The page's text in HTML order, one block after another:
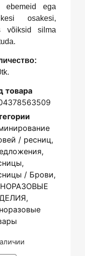
ebemeid ega
osakesi,
võiksid silma
товара
/ ресниц,
,
,
/ Брови,
,